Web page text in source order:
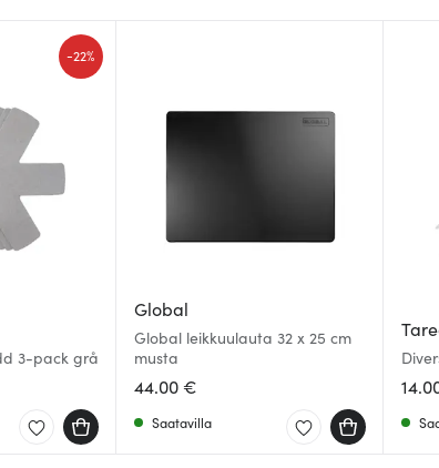
3-pack grå
-22%
Global
Global leikkuulauta 32 x 25 cm
musta
44.00 €
Saatavilla
Teräs